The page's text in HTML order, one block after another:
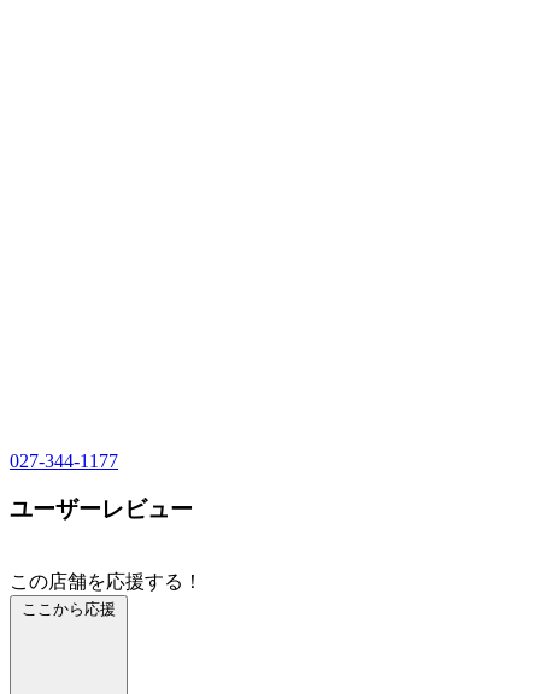
027-344-1177
ユーザーレビュー
この店舗を応援する！
ここから応援